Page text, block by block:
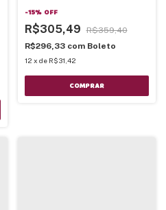
-15% OFF
R$305,49
R$359,40
R$296,33 com Boleto
12 x de R$31,42
COMPRAR